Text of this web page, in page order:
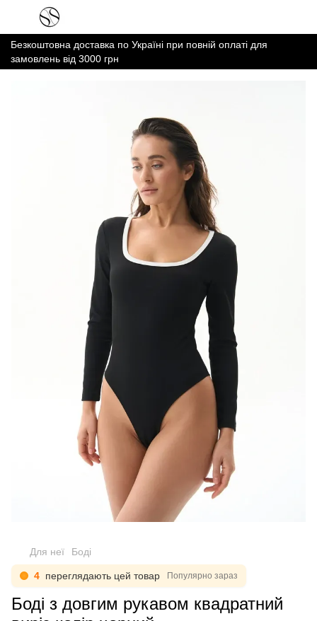
Безкоштовна доставка по Україні при повній оплаті для
замовлень від 3000 грн
Для неї Боді
4 переглядають цей товар Популярно зараз
Боді з довгим рукавом квадратний